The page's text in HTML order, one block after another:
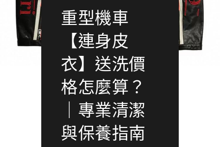
重型機車
【連身皮
衣】送洗價
格怎麼算？
｜專業清潔
與保養指南